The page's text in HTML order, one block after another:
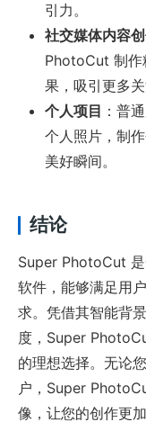
引力。
社交媒体内容
PhotoCut 制作
果，吸引更多关
个人项目 ：普
个人照片，制
美好瞬间。
结论
Super PhotoCut
软件，能够满足用
求。凭借其智能背
度，Super
的理想选择。无论
户，Super
像，让您的创作更加